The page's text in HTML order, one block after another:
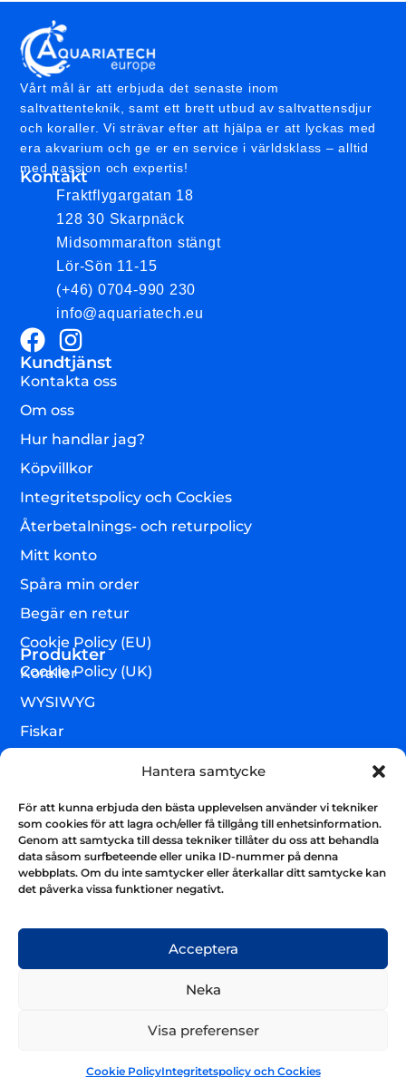
Hantera samtycke
För att kunna erbjuda den bästa upplevelsen använder vi tekniker
som cookies för att lagra och/eller få tillgång till enhetsinformation.
Genom att samtycka till dessa tekniker tillåter du oss att behandla
data såsom surfbeteende eller unika ID-nummer på denna
webbplats. Om du inte samtycker eller återkallar ditt samtycke kan
det påverka vissa funktioner negativt.
Acceptera
Neka
Visa preferenser
Cookie PolicyIntegritetspolicy och Cockies
Vårt mål är att erbjuda det senaste inom
saltvattenteknik, samt ett brett utbud av saltvattensdjur
och koraller. Vi strävar efter att hjälpa er att lyckas med
era akvarium och ge er en service i världsklass – alltid
med passion och expertis!
Kontakt
Fraktflygargatan 18
128 30 Skarpnäck
Midsommarafton stängt
Lör-Sön 11-15
(+46) 0704-990 230
info@aquariatech.eu
Kundtjänst
Kontakta oss
Om oss
Hur handlar jag?
Köpvillkor
Integritetspolicy och Cockies
Återbetalnings- och returpolicy
Mitt konto
Spåra min order
Begär en retur
Cookie Policy (EU)
Cookie Policy (UK)
Produkter
Koraller
WYSIWYG
Fiskar
Teknik & utrustning
Varumärken
Akvarium & sump
Nyhetsbrev